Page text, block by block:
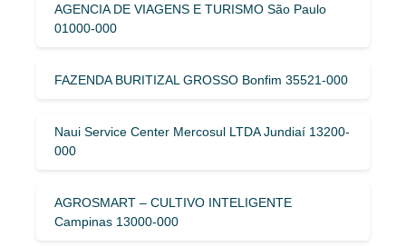
AGENCIA DE VIAGENS E TURISMO São Paulo
01000-000
FAZENDA BURITIZAL GROSSO Bonfim 35521-000
Naui Service Center Mercosul LTDA Jundiaí 13200-
000
AGROSMART – CULTIVO INTELIGENTE
Campinas 13000-000